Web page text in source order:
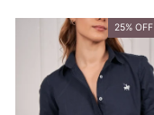
25% OFF